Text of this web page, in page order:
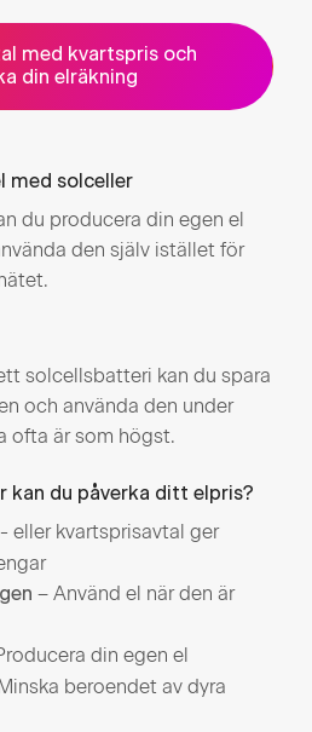
med kvartspris och
din elräkning
med solceller
du producera din egen el
den själv istället för
solcellsbatteri kan du spara
och använda den under
ofta är som högst.
kan du påverka ditt elpris?
eller kvartsprisavtal ger
– Använd el när den är
din egen el
beroendet av dyra